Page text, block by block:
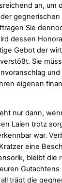
an, um
gegnerischen
Sie
dessen
Gebot der
Sie
eigenen
nur dann,
Laien trotz
war.
eine
bleibt die
trägt die